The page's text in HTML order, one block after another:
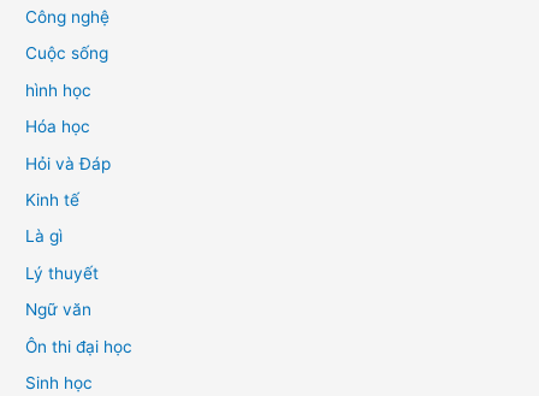
Công nghệ
Cuộc sống
hình học
Hóa học
Hỏi và Đáp
Kinh tế
Là gì
Lý thuyết
Ngữ văn
Ôn thi đại học
Sinh học